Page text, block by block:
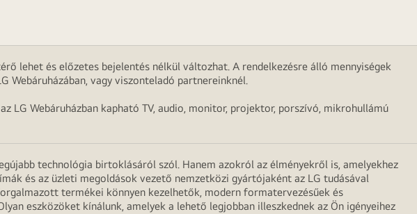
lehet és előzetes bejelentés nélkül változhat. A rendelkezésre álló mennyiségek
vagy viszonteladó partnereinknél.
LG Webáruházban kapható TV, audio, monitor, projektor, porszívó, mikrohullámú
technológia birtoklásáról szól. Hanem azokról az élményekről is, amelyekhez
és az üzleti megoldások vezető nemzetközi gyártójaként az LG tudásával
termékei könnyen kezelhetők, modern formatervezésűek és
eszközöket kínálunk, amelyek a lehető legjobban illeszkednek az Ön igényeihez